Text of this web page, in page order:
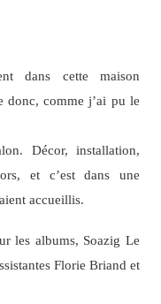
dans cette maison
donc, comme j’ai pu le
Décor, installation,
et c’est dans une
accueillis.
les albums, Soazig Le
Florie Briand et